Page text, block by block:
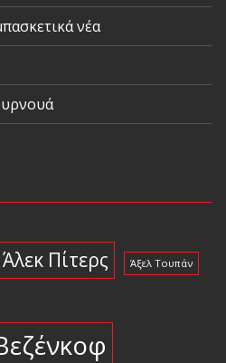
νέα
Άλεκ Πίτερς Άξελ Τουπάν